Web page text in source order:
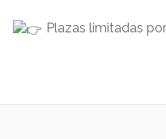
Plazas limitadas